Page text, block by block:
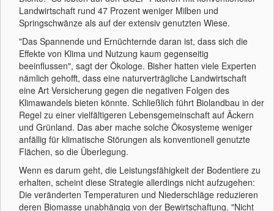
Landwirtschaft rund 47 Prozent weniger Milben und
Springschwänze als auf der extensiv genutzten Wiese.
"Das Spannende und Ernüchternde daran ist, dass sich die
Effekte von Klima und Nutzung kaum gegenseitig
beeinflussen", sagt der Ökologe. Bisher hatten viele Experten
nämlich gehofft, dass eine naturverträgliche Landwirtschaft
eine Art Versicherung gegen die negativen Folgen des
Klimawandels bieten könnte. Schließlich führt Biolandbau in der
Regel zu einer vielfältigeren Lebensgemeinschaft auf Äckern
und Grünland. Das aber mache solche Ökosysteme weniger
anfällig für klimatische Störungen als konventionell genutzte
Flächen, so die Überlegung.
Wenn es darum geht, die Leistungsfähigkeit der Bodentiere zu
erhalten, scheint diese Strategie allerdings nicht aufzugehen:
Die veränderten Temperaturen und Niederschläge reduzieren
deren Biomasse unabhängig von der Bewirtschaftung. "Nicht